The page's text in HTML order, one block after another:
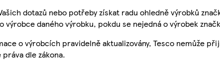
dotazů nebo potřeby získat radu ohledně výrobků
výrobce daného výrobku, pokdu se nejedná o výrobek
o výrobcích pravidelně aktualizovány, Tesco nemůže
práva dle zákona.